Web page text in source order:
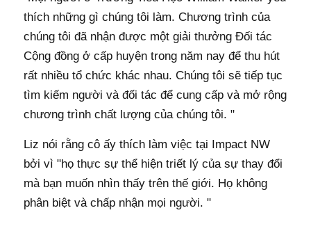
thích những gì chúng tôi làm. Chương trình của
chúng tôi đã nhận được một giải thưởng Đối tác
Cộng đồng ở cấp huyện trong năm nay để thu hút
rất nhiều tổ chức khác nhau. Chúng tôi sẽ tiếp tục
tìm kiếm người và đối tác để cung cấp và mở rộng
chương trình chất lượng của chúng tôi. "
Liz nói rằng cô ấy thích làm việc tại Impact NW
bởi vì "họ thực sự thể hiện triết lý của sự thay đổi
mà bạn muốn nhìn thấy trên thế giới. Họ không
phân biệt và chấp nhận mọi người. "